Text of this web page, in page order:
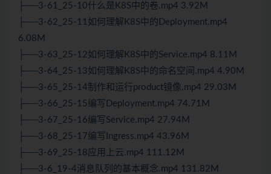
├──3-61_25-10什么是K8S中的卷.mp4 3.92M
├──3-62_25-11如何理解K8S中的Deployment.mp4
6.08M
├──3-63_25-12如何理解K8S中的Service.mp4 8.11M
├──3-64_25-13如何理解K8S中的命名空间.mp4 4.90M
├──3-65_25-14制作和运行product镜像.mp4 29.03M
├──3-66_25-15编写Deployment.mp4 74.71M
├──3-67_25-16编写Service.mp4 27.94M
├──3-68_25-17编写Ingress.mp4 43.96M
├──3-69_25-18应用上云.mp4 111.12M
├──3-6_19-4消息队列的基本概念.mp4 131.82M